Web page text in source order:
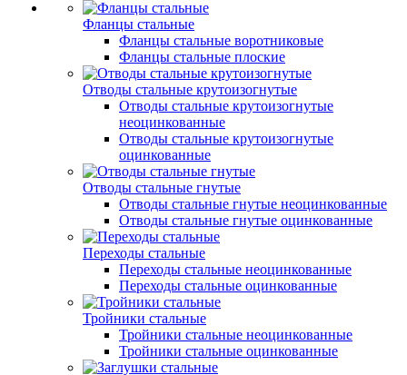
Фланцы стальные
Фланцы стальные воротниковые
Фланцы стальные плоские
Отводы стальные крутоизогнутые
Отводы стальные крутоизогнутые
неоцинкованные
Отводы стальные крутоизогнутые
оцинкованные
Отводы стальные гнутые
Отводы стальные гнутые неоцинкованные
Отводы стальные гнутые оцинкованные
Переходы стальные
Переходы стальные неоцинкованные
Переходы стальные оцинкованные
Тройники стальные
Тройники стальные неоцинкованные
Тройники стальные оцинкованные